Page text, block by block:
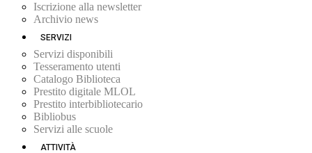
Iscrizione alla newsletter
Archivio news
SERVIZI
Servizi disponibili
Tesseramento utenti
Catalogo Biblioteca
Prestito digitale MLOL
Prestito interbibliotecario
Bibliobus
Servizi alle scuole
ATTIVITÀ